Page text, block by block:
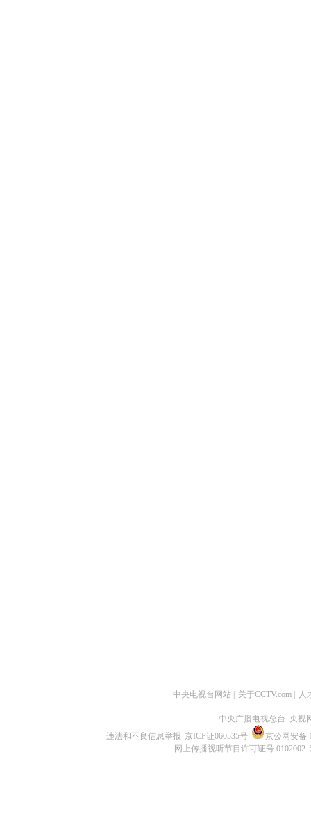
中央电视台网站 关于CCTV.com 人
中央广播电视总台 央视
违法和不良信息举报 京ICP证060535号
京公网安备
网上传播视听节目许可证号 0102002